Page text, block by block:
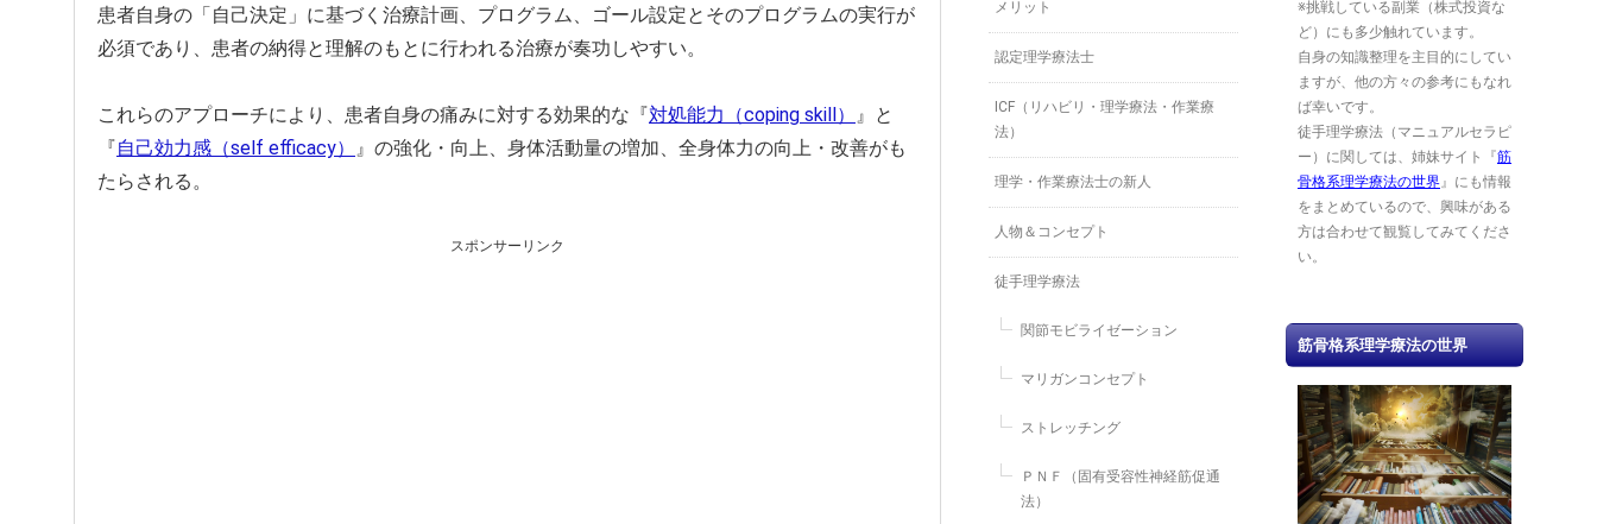
患者自身の「自己決定」に基づく治療計画、プログラム、ゴール設定とそのプログラムの実行が
必須であり、患者の納得と理解のもとに行われる治療が奏功しやすい。
これらのアプローチにより、患者自身の痛みに対する効果的な『対処能力（coping skill）
』と
『自己効力感（self efficacy）
』の強化・向上、身体活動量の増加、全身体力の向上・改善がも
たらされる。
スポンサーリンク
メリット
認定理学療法士
ICF（リハビリ・理学療法・作業療
法）
理学・作業療法士の新人
人物＆コンセプト
徒手理学療法
関節モビライゼーション
マリガンコンセプト
ストレッチング
ＰＮＦ（固有受容性神経筋促通
法）
※挑戦している副業（株式投資な
ど）にも多少触れています。
自身の知識整理を主目的にしてい
ますが、他の方々の参考にもなれ
ば幸いです。
徒手理学療法（マニュアルセラピ
ー）に関しては、姉妹サイト『筋
骨格系理学療法の世界』にも情報
をまとめているので、興味がある
方は合わせて観覧してみてくださ
い。
筋骨格系理学療法の世界